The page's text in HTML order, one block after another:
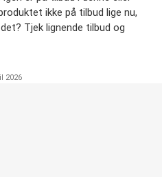
ikke på tilbud lige nu,
Tjek lignende tilbud og
2026